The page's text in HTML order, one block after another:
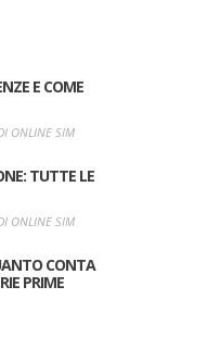
E COME
ONLINE SIM
TUTTE LE
ONLINE SIM
CONTA
PRIME